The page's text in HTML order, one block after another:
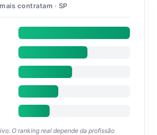
contratam · SP
O ranking real depende da profissão